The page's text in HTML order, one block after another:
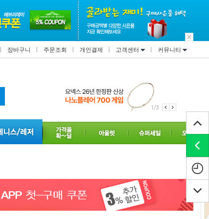
장바구니 주문조회 개인결제 고객센터 커뮤니티
1/3